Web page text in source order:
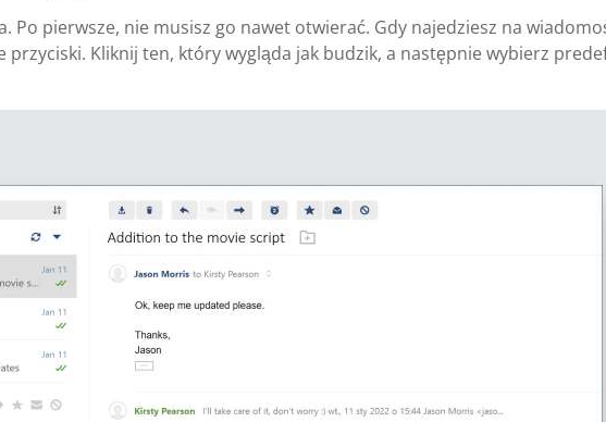
Po pierwsze, nie musisz go nawet otwierać. Gdy najedziesz na
przyciski. Kliknij ten, który wygląda jak budzik, a następnie wybierz